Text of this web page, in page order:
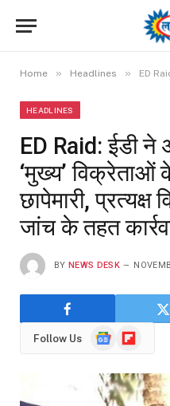
Home » Headlines » ED Raid: ईडी ने
HEADLINES
ED Raid: ईडी ने
‘मुख्य’ विक्रेताओं
छापेमारी, प्रत्यक्ष
जांच के तहत
BY NEWS DESK
Follow Us
GoogleFlipboard